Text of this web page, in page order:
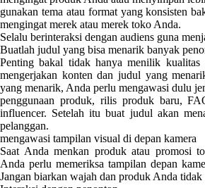
gunakan tema atau format yang konsisten
mengingat merek atau merek toko Anda.
Selalu berinteraksi dengan audiens guna
Buatlah judul yang bisa menarik banyak
Penting bakal tidak hanya menilik
mengerjakan konten dan judul yang
yang menarik, Anda perlu mengawasi dulu
penggunaan produk, rilis produk baru,
influencer. Setelah itu buat judul akan
pelanggan.
mengawasi tampilan visual di depan kamera
Saat Anda menkan produk atau promosi
Anda perlu memeriksa tampilan depan
Jangan biarkan wajah dan produk Anda tidak